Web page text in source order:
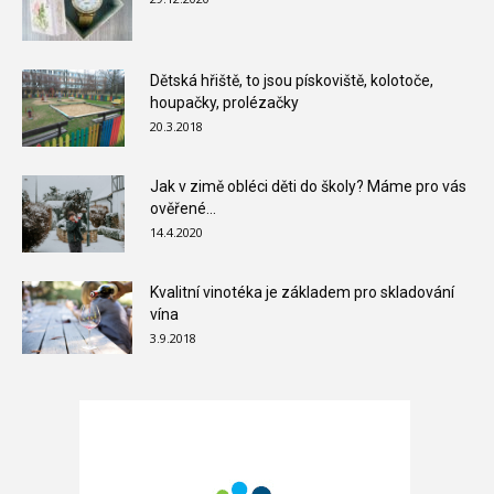
Dětská hřiště, to jsou pískoviště, kolotoče,
houpačky, prolézačky
20.3.2018
Jak v zimě obléci děti do školy? Máme pro vás
ověřené...
14.4.2020
Kvalitní vinotéka je základem pro skladování
vína
3.9.2018